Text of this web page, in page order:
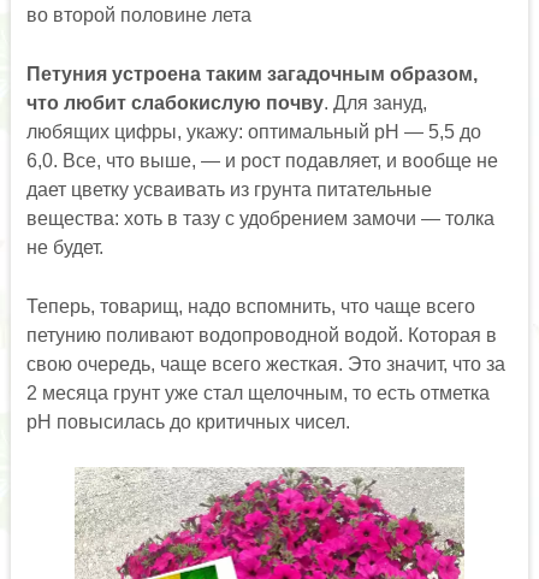
во второй половине лета
Петуния устроена таким загадочным образом,
что любит слабокислую почву. Для зануд,
любящих цифры, укажу: оптимальный pH — 5,5 до
6,0. Все, что выше, — и рост подавляет, и вообще не
дает цветку усваивать из грунта питательные
вещества: хоть в тазу с удобрением замочи — толка
не будет.
Теперь, товарищ, надо вспомнить, что чаще всего
петунию поливают водопроводной водой. Которая в
свою очередь, чаще всего жесткая. Это значит, что за
2 месяца грунт уже стал щелочным, то есть отметка
pH повысилась до критичных чисел.